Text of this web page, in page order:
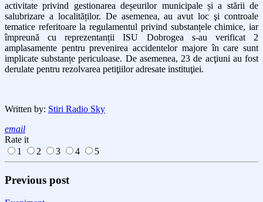
activitate privind gestionarea deșeurilor municipale și a stării de
salubrizare a localităților. De asemenea, au avut loc şi controale
tematice referitoare la regulamentul privind substanțele chimice, iar
împreună cu reprezentanții ISU Dobrogea s-au verificat 2
amplasamente pentru prevenirea accidentelor majore în care sunt
implicate substanțe periculoase. De asemenea, 23 de acţiuni au fost
derulate pentru rezolvarea petiţiilor adresate instituţiei.
Written by: Stiri Radio Sky
email
Rate it
1
2 3 4 5
Previous post